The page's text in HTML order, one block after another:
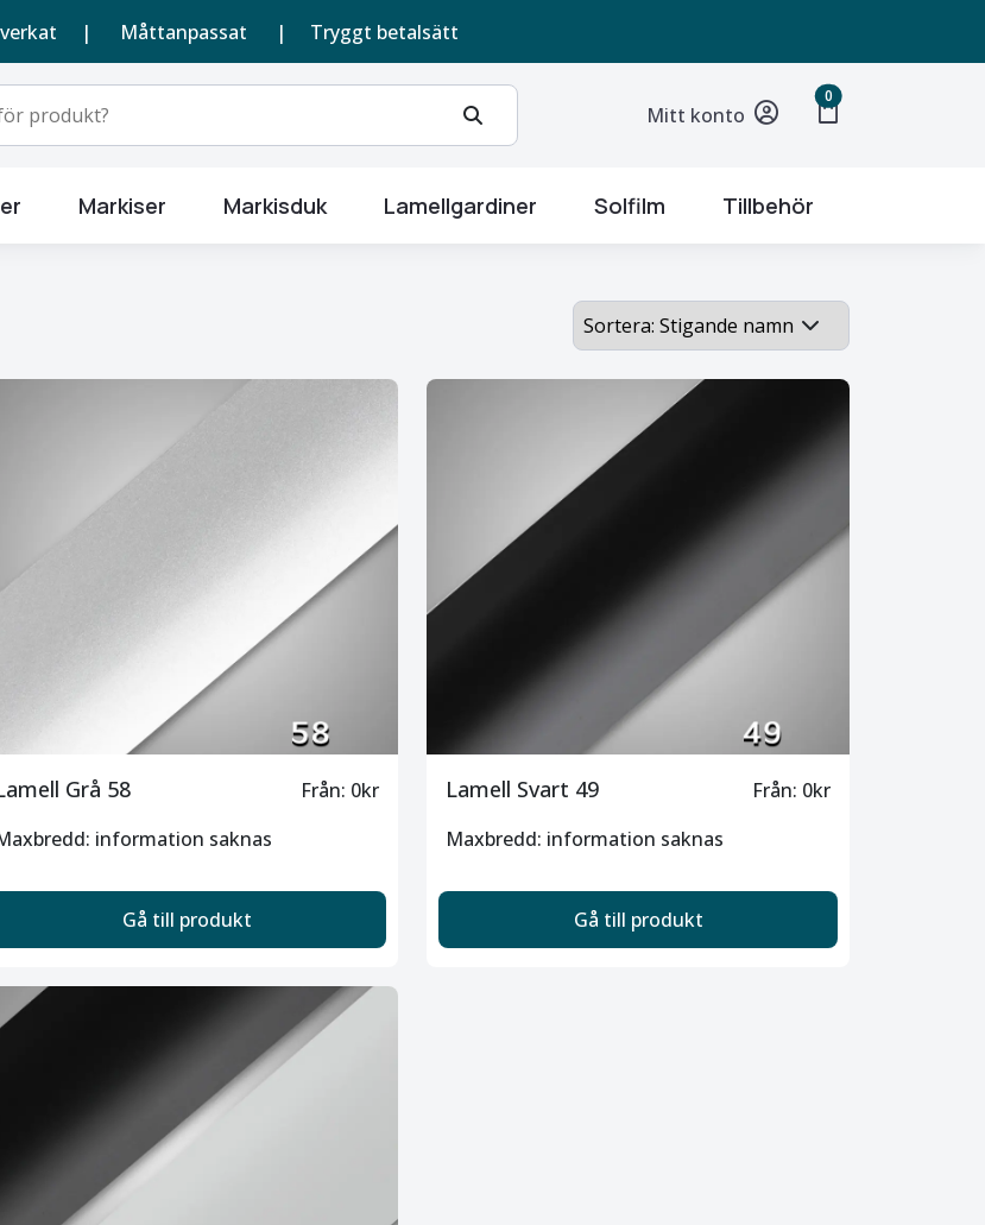
| Måttanpassat | Tryggt betalsätt
Mitt konto shopping_bag
0unread messages
Markiser Markisduk Lamellgardiner Solfilm Tillbehör
Grå 58
Från: 0kr
information saknas
Gå till produkt
Lamell Svart 49
Från: 0kr
Maxbredd: information saknas
Gå till produkt